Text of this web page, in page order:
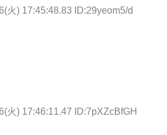
火) 17:45:48.83 ID:29yeom5/d
火) 17:46:11.47 ID:7pXZcBfGH